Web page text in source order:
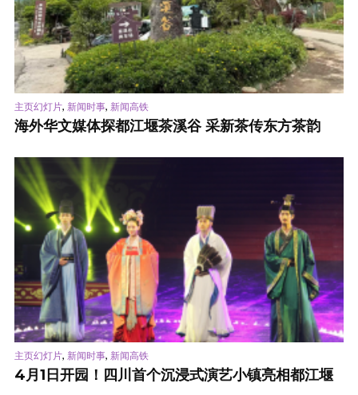
主页幻灯片, 新闻时事, 新闻高铁
海外华文媒体探都江堰茶溪谷 采新茶传东方茶韵
主页幻灯片, 新闻时事, 新闻高铁
4月1日开园！四川首个沉浸式演艺小镇亮相都江堰